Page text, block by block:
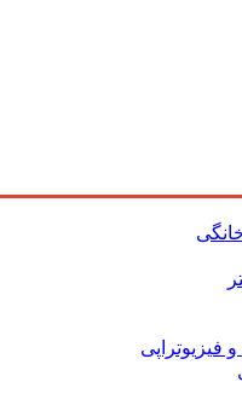
فیزیوتراپی